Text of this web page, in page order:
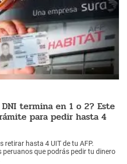
termina en 1 o 2? Este
para pedir hasta 4
retirar hasta 4 UIT de tu AFP.
peruanos que podrás pedir tu dinero